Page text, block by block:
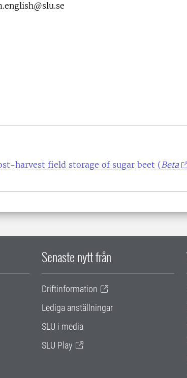
harvest field storage of sugar beet (Beta
Senaste nytt från
Driftinformation
Lediga anställningar
SLU i media
SLU Play